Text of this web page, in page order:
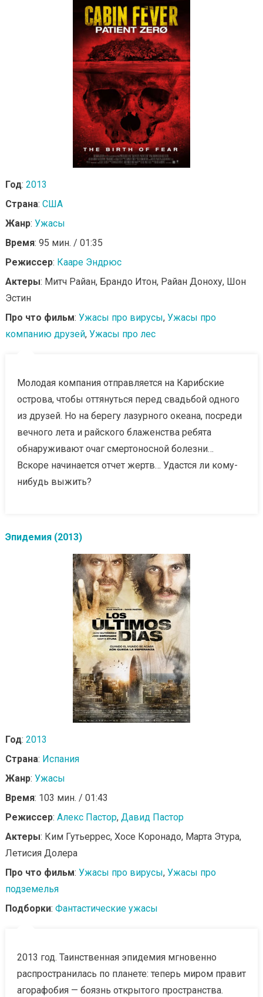
Год: 2013
Страна: США
Жанр: Ужасы
Время: 95 мин. / 01:35
Режиссер: Кааре Эндрюс
Актеры: Митч Райан, Брандо Итон, Райан Доноху, Шон
Эстин
Про что фильм: Ужасы про вирусы, Ужасы про
компанию друзей, Ужасы про лес
Молодая компания отправляется на Карибские
острова, чтобы оттянуться перед свадьбой одного
из друзей. Но на берегу лазурного океана, посреди
вечного лета и райского блаженства ребята
обнаруживают очаг смертоносной болезни…
Вскоре начинается отчет жертв… Удастся ли кому-
нибудь выжить?
Эпидемия (2013)
Год: 2013
Страна: Испания
Жанр: Ужасы
Время: 103 мин. / 01:43
Режиссер: Алекс Пастор, Давид Пастор
Актеры: Ким Гутьеррес, Хосе Коронадо, Марта Этура,
Летисия Долера
Про что фильм: Ужасы про вирусы, Ужасы про
подземелья
Подборки: Фантастические ужасы
2013 год. Таинственная эпидемия мгновенно
распространилась по планете: теперь миром правит
агорафобия — боязнь открытого пространства.